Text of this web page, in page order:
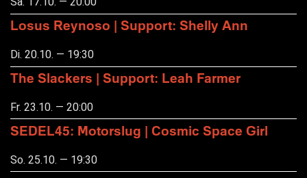
Losus Reynoso | Support: Shelly Ann
Di. 20.10. — 19:30
The Slackers | Support: Leah Farmer
Fr. 23.10. — 20:00
SEDEL45: Motorslug | Cosmic Space Girl
So. 25.10. — 19:30